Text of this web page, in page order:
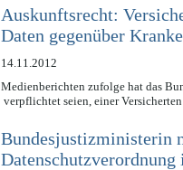
Auskunftsrecht:
Daten gegenüber
14.11.2012
Medienberichten zufolge hat das
verpflichtet seien, einer
Bundesjustizministerin